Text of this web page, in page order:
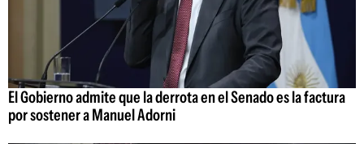
El Gobierno admite que la derrota en el Senado es la factura
por sostener a Manuel Adorni